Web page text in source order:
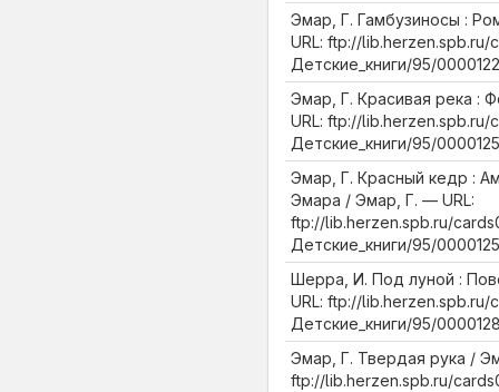
Эмар, Г. Гамбузиносы :
URL: ftp://lib.herzen.spb.ru/
Детские_книги/95/
Эмар, Г. Красивая река :
URL: ftp://lib.herzen.spb.ru/
Детские_книги/95/
Эмар, Г. Красный кедр :
Эмара / Эмар, Г. — URL:
ftp://lib.herzen.spb.ru/
Детские_книги/95/
Шерра, И. Под луной :
URL: ftp://lib.herzen.spb.ru/
Детские_книги/95/
Эмар, Г. Твердая рука /
ftp://lib.herzen.spb.ru/